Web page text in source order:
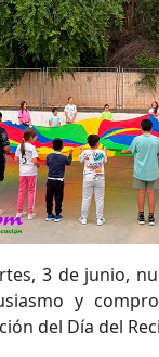
3 de junio,
y
del Día del